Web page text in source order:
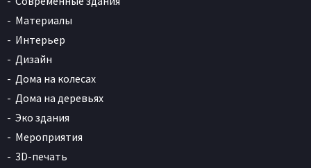
Материалы
Интерьер
Дизайн
Дома на колесах
Дома на деревьях
Эко здания
Мероприятия
3D-печать